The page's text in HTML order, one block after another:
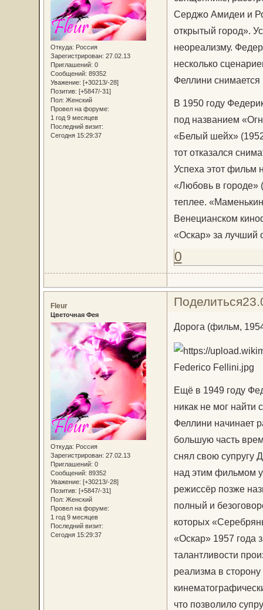
Откуда: Россия
Зарегистрирован: 27.02.13
Приглашений: 0
Сообщений: 89352
Уважение: [+30213/-28]
Позитив: [+5847/-31]
Пол: Женский
Провел на форуме:
1 год 9 месяцев
Последний визит:
Сегодня 15:29:37
Серджо Амидеи и
открытый город».
неореализму.
несколько
Феллини снимается
В 1950 году
под названием
«Белый шейх»
тот отказался
Успеха этот
«Любовь в городе»
теплее.
Венецианском
«Оскар» за лучший
0
Поделиться
Fleur
Цветочная Фея
Откуда: Россия
Зарегистрирован: 27.02.13
Приглашений: 0
Сообщений: 89352
Уважение: [+30213/-28]
Позитив: [+5847/-31]
Пол: Женский
Провел на форуме:
1 год 9 месяцев
Последний визит:
Сегодня 15:29:37
Дорога (фильм,
Federico Fellini.jpg
Ещё в 1949 году
никак не мог найти
Феллини начинает
большую часть
снял свою супругу
над этим фильмом
режиссёр позже
полный и
которых
«Оскар» 1957 года
талантливости
реализма в
что позволило